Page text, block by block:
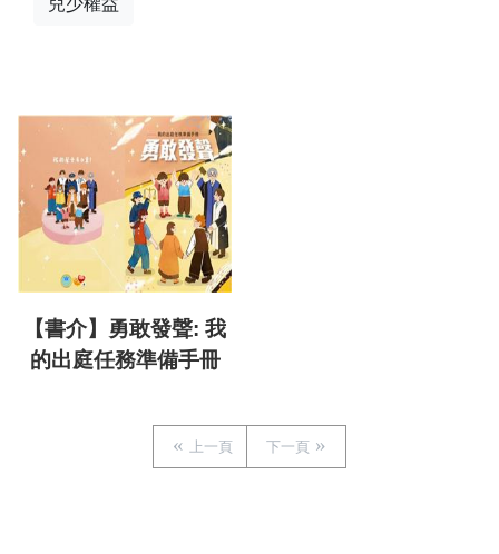
兒少權益
【書介】勇敢發聲: 我
的出庭任務準備手冊
上一頁 下一頁